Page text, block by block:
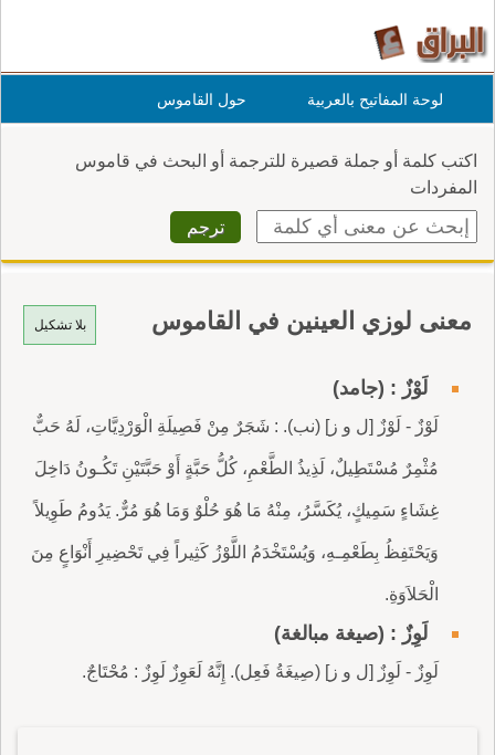
لوحة المفاتيح بالعربية حول القاموس
اكتب كلمة أو جملة قصيرة للترجمة أو البحث في قاموس
المفردات
بلا تشكيل معنى لوزي العينين في القاموس
لَوْزٌ : (جامد)
لَوْزٌ - لَوْزٌ [ل و ز] (نب). : شَجَرٌ مِنْ فَصِيلَةِ الْوَرْدِيَّاتِ، لَهُ حَبٌّ
مُثْمِرٌ مُسْتَطِيلٌ، لَذِيذُ الطَّعْمِ، كُلُّ حَبَّةٍ أَوْ حَبَّتَيْنِ تَكُـونُ دَاخِلَ
غِشَاءٍ سَمِيكٍ، يُكَسَّرُ، مِنْهُ مَا هُوَ حُلْوٌ وَمَا هُوَ مُرٌّ. يَدُومُ طَوِيلاً
وَيَحْتَفِظُ بِطَعْمِـهِ، وَيُسْتَخْدَمُ اللَّوْزُ كَثِيراً فِي تَحْضِيرِ أَنْوَاعٍ مِنَ
الْحَلاَوَةِ.
لَوِزٌ : (صيغة مبالغة)
لَوِزٌ - لَوِزٌ [ل و ز] (صِيغَةُ فَعِل). إِنَّهُ لَعَوِزٌ لَوِزٌ : مُحْتَاجٌ.